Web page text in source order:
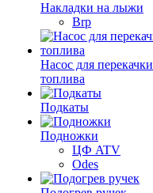
Накладки на лыжи
Brp
Насос для перекачки
топлива
Подкаты
Подножки
ЦФ ATV
Odes